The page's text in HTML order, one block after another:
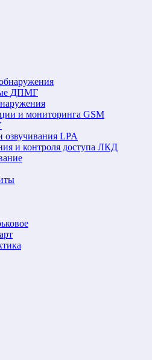
ДПМГ
и мониторинга GSM
LPA
и контроля доступа ЛКД